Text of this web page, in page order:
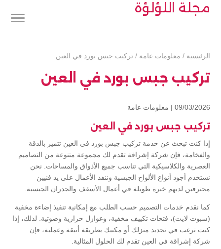
مجلة اللؤلؤة
الرئيسية / معلومات عامة / تركيب جبس بورد في العين
تركيب جبس بورد في العين
09/03/2026 | معلومات عامة
تركيب جبس بورد في العين
إذا كنت تبحث عن خدمة تركيب جبس بورد في العين تتميز بالدقة
والفخامة، فإن شركة إشراقة تقدم لك مجموعة متنوعة من التصاميم
العصرية والكلاسيكية التي تناسب جميع الأذواق والمساحات. نحن
نستخدم أجود أنواع الألواح الجبسية وننفذ الأعمال على يد فنيين
محترفين لديهم خبرة طويلة في أعمال الأسقف والجدران الجبسية.
كما نقدم خدمات التصميم حسب الطلب مع إمكانية تنفيذ إضاءة مخفية
(سبوت لايت)، فتحات تكييف مخفية، وعوازل حرارية وصوتية. لذلك، إذا
كنت ترغب في تجديد منزلك أو مكتبك بطريقة أنيقة وعملية، فإن
شركة إشراقة في العين تقدم لك الحلول المثالية.